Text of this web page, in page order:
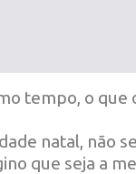
tempo, o que
natal, não
que seja a